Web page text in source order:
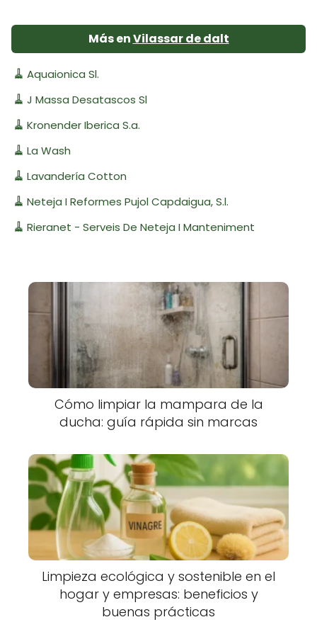
Más enVilassar de dalt
🧹 Aquaionica Sl.
🧹 J Massa Desatascos Sl
🧹 Kronender Iberica S.a.
🧹 La Wash
🧹 Lavandería Cotton
🧹 Neteja I Reformes Pujol Capdaigua, S.l.
🧹 Rieranet - Serveis De Neteja I Manteniment
Cómo limpiar la mampara de la
ducha: guía rápida sin marcas
Limpieza ecológica y sostenible en el
hogar y empresas: beneficios y
buenas prácticas